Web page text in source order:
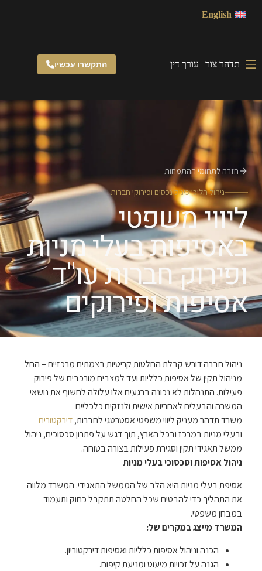
English
תדהר צור | עורך דין התקשרו עכשיו
חזרה לתחומי ההתמחות
ניהול הליכי כינוס נכסים ופירוקי חברות
ליווי משפטי
באסיפות בעלי מניות
ופירוק חברות עו"ד
אסיפות ופירוקים
ניהול חברה דורש קבלת החלטות קריטיות בצמתים מרכזיים – החל
מניהול תקין של אסיפות כלליות ועד למצבים מורכבים של פירוק
פעילות. התנהלות לא נכונה ברגעים אלו עלולה לחשוף את נושאי
המשרה והבעלים לאחריות אישית ולנזקים כלכליים
משרד תדהר מעניק ליווי משפטי אסטרטגי לחברות,דירקטורים
ובעלי מניות במרכז ובכל הארץ, תוך דגש על פתרון סכסוכים, ניהול
ממשל תאגידי תקין וסגירת פעילות בצורה בטוחה.
ניהול אסיפות וסכסוכי בעלי מניות
אסיפת בעלי מניות היא הלב של הממשל התאגידי. המשרד מלווה
את התהליך כדי להבטיח שכל החלטה תתקבל כחוק ותעמוד
במבחן משפטי.
המשרד מייצג במקרים של:
הכנה וניהול אסיפות כלליות ואסיפות דירקטוריון.
הגנה על זכויות מיעוט ומניעת קיפוח.